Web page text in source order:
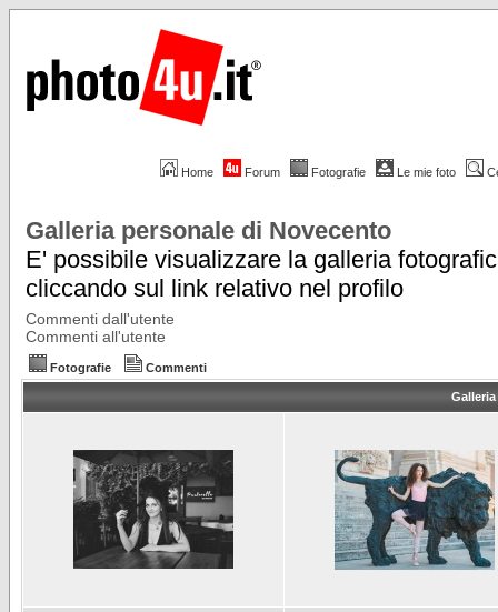
Home Forum Fotografie Le mie foto
Galleria personale di Novecento
E' possibile visualizzare la galleria
cliccando sul link relativo nel profilo
Commenti dall'utente
Commenti all'utente
Fotografie Commenti